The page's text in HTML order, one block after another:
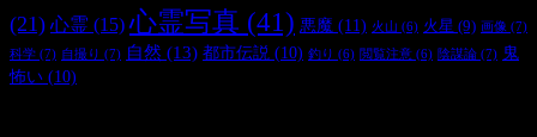
(21) 心霊 (15) 心霊写真 (41) 悪魔 (11) 火山 (6) 火星 (9) 画像 (7)
科学 (7) 自撮り (7) 自然 (13) 都市伝説 (10) 釣り (6) 閲覧注意 (6) 陰謀論 (7) 鬼
怖い (10)